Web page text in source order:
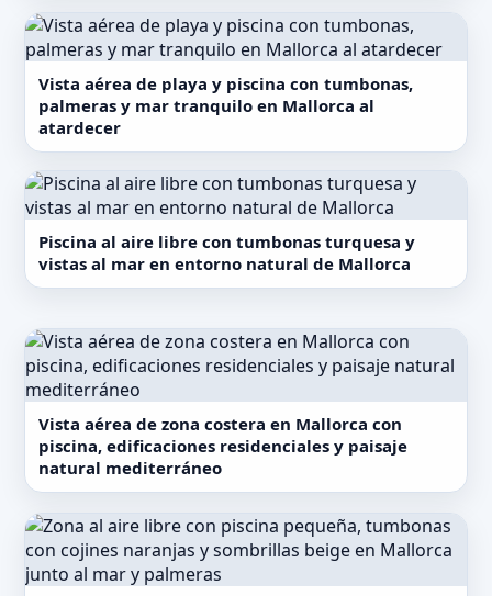
Vista aérea de playa y piscina con tumbonas,
palmeras y mar tranquilo en Mallorca al
atardecer
Piscina al aire libre con tumbonas turquesa y
vistas al mar en entorno natural de Mallorca
Vista aérea de zona costera en Mallorca con
piscina, edificaciones residenciales y paisaje
natural mediterráneo